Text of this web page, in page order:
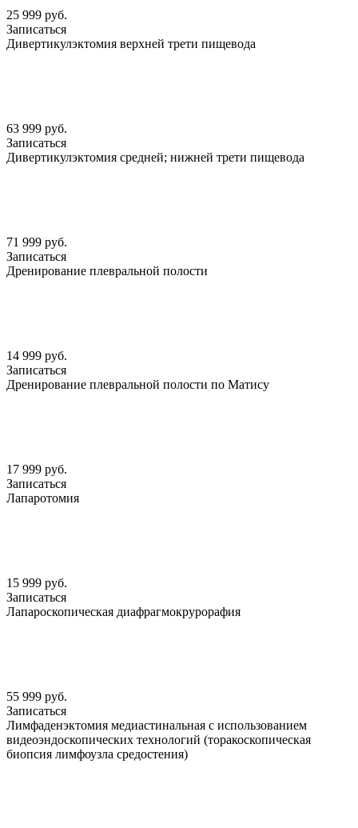
25 999 руб.
Записаться
Дивертикулэктомия верхней трети пищевода
63 999 руб.
Записаться
Дивертикулэктомия средней; нижней трети пищевода
71 999 руб.
Записаться
Дренирование плевральной полости
14 999 руб.
Записаться
Дренирование плевральной полости по Матису
17 999 руб.
Записаться
Лапаротомия
15 999 руб.
Записаться
Лапароскопическая диафрагмокрурорафия
55 999 руб.
Записаться
Лимфаденэктомия медиастинальная с использованием
видеоэндоскопических технологий (торакоскопическая
биопсия лимфоузла средостения)